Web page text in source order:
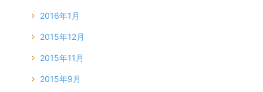
2016年1月
2015年12月
2015年11月
2015年9月